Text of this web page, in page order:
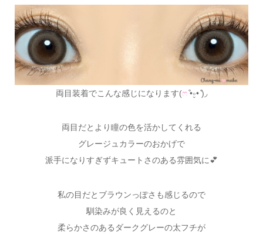
両目装着でこんな感じになります(ෆ͒•∘̬• ͒)◞
両目だとより瞳の色を活かしてくれる
グレージュカラーのおかげで
派手になりすぎずキュートさのある雰囲気に💕
私の目だとブラウンっぽさも感じるので
馴染みが良く見えるのと
柔らかさのあるダークグレーの太フチが